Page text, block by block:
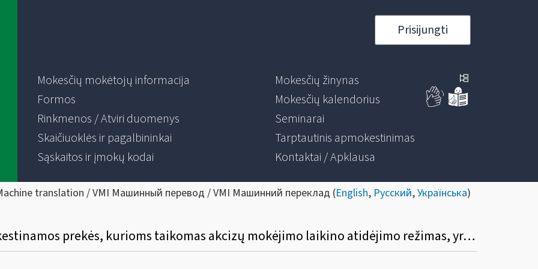
Prisijungti
Mokesčių mokėtojų informacija
Formos
Rinkmenos / Atviri duomenys
Skaičiuoklės ir pagalbininkai
Sąskaitos ir įmokų kodai
Mokesčių žinynas
Mokesčių kalendorius
Seminarai
Tarptautinis apmokestinimas
Kontaktai / Apklausa
translation / VMI Машинный перевод / VMI Машинний переклад (English, Русский,Українська)
Kada yra laikoma, kad akcizais apmokestinamos prekės, kurioms taikomas akcizų mokėjimo laikino atidėjimo režimas, yra pristatytos į paskirties vietą?